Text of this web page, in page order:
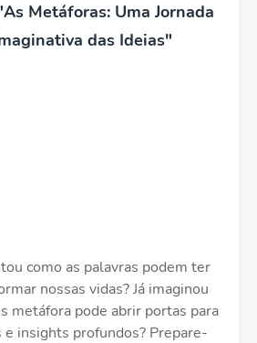
Metáforas: Uma Jornada
das Ideias"
como as palavras podem ter
nossas vidas? Já imaginou
metáfora pode abrir portas para
e insights profundos? Prepare-